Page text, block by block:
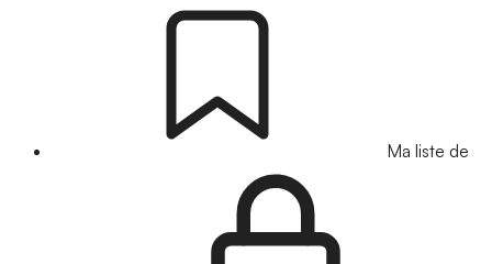
Ma liste de